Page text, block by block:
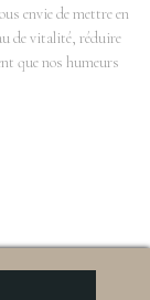
envie de mettre en
de vitalité, réduire
que nos humeurs